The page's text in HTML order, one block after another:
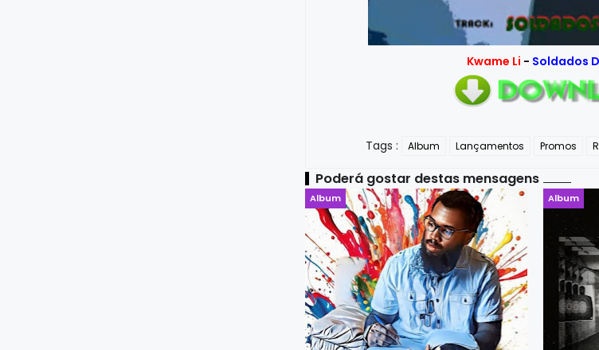
Kwame Li - Soldados
Tags : Album Lançamentos Promos
Poderá gostar destas mensagens
Album Album